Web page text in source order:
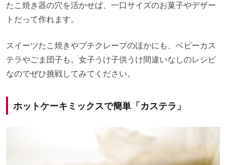
たこ焼き器の穴を活かせば、一口サイズのお菓子やデザー
トだって作れます。
スイーツたこ焼きやプチクレープのほかにも、ベビーカス
テラやごま団子も。女子うけ子供うけ間違いなしのレシピ
なのでぜひ挑戦してみてください。
ホットケーキミックスで簡単「カステラ」